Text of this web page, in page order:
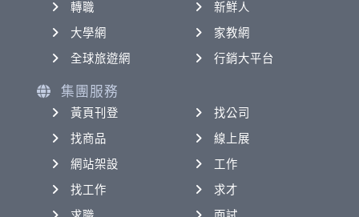
轉職
新鮮人
大學網
家教網
全球旅遊網
行銷大平台
集團服務
黃頁刊登
找公司
找商品
線上展
網站架設
工作
找工作
求才